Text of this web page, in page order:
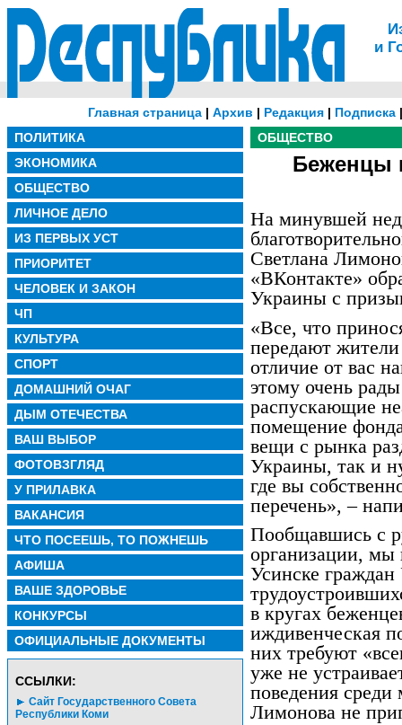
и
Главная страница | Архив | Редакция | Подписка
ПОЛИТИКА
ЭКОНОМИКА
ОБЩЕСТВО
ЛИЧНОЕ ДЕЛО
ИЗ ПЕРВЫХ УСТ
ПРИОРИТЕТ
ЧЕЛОВЕК И ЗАКОН
ЧП
КУЛЬТУРА
СПОРТ
ДОМАШНИЙ ОЧАГ
ДЫМ ОТЕЧЕСТВА
ВАШ ВЫБОР
ФОТОВЗГЛЯД
У ПРИЛАВКА
ВАКАНСИЯ
ЧТО ПОСЕЕШЬ, ТО ПОЖНЕШЬ
АФИША
ВАШЕ ЗДОРОВЬЕ
КОНКУРСЫ
ОФИЦИАЛЬНЫЕ ДОКУМЕНТЫ
CСЫЛКИ:
Сайт Государственного Совета
Республики Коми
ОБЩЕСТВО
Беженцы
На минувшей
Светлана
«ВКонтакте»
Украины с
«Все, что
передают
отличие от вас
этому очень
распускающие
помещение
вещи с рынка
Украины, так и
где вы
перечень», –
Пообщавшись с
организации,
Усинске
в кругах
иждивенческая
них требуют
уже не
поведения
Лимонова не